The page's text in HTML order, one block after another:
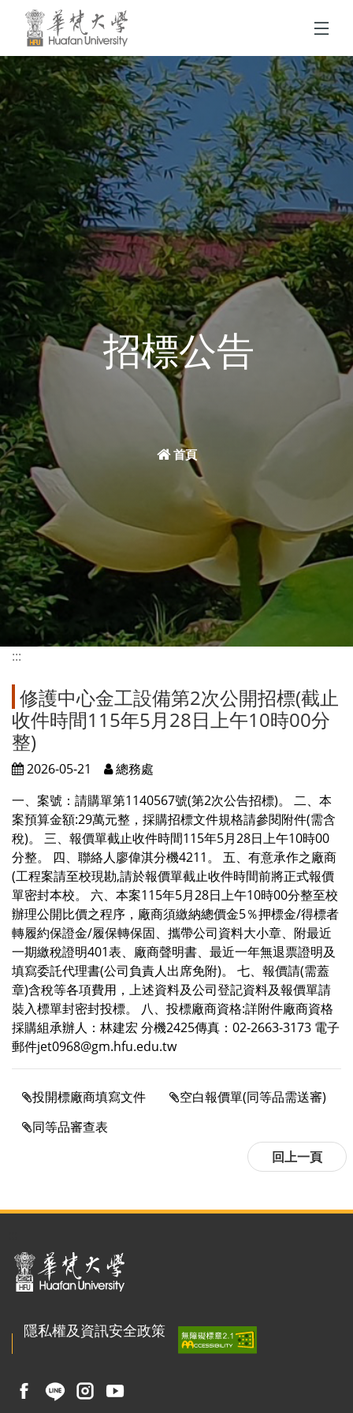
跳到頁面主要內容區
招標公告
首頁
:::
修護中心金工設備第2次公開招標(截止
收件時間115年5月28日上午10時00分
整)
2026-05-21
總務處
一、案號：請購單第1140567號(第2次公告招標)。 二、本
案預算金額:29萬元整，採購招標文件規格請參閱附件(需含
稅)。 三、報價單截止收件時間115年5月28日上午10時00
分整。 四、聯絡人廖偉淇分機4211。 五、有意承作之廠商
(工程案請至校現勘,請於報價單截止收件時間前將正式報價
單密封本校。 六、本案115年5月28日上午10時00分整至校
辦理公開比價之程序，廠商須繳納總價金5％押標金/得標者
轉履約保證金/履保轉保固、攜帶公司資料大小章、附最近
一期繳稅證明401表、廠商聲明書、最近一年無退票證明及
填寫委託代理書(公司負責人出席免附)。 七、報價請(需蓋
章)含稅等各項費用，上述資料及公司登記資料及報價單請
裝入標單封密封投標。 八、投標廠商資格:詳附件廠商資格
採購組承辦人：林建宏 分機2425傳真：02-2663-3173 電子
郵件jet0968@gm.hfu.edu.tw
投開標廠商填寫文件
空白報價單(同等品需送審)
同等品審查表
隱私權及資訊安全政策